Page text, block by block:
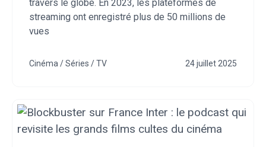
travers le globe. En 2023, les plateformes de
streaming ont enregistré plus de 50 millions de
vues
Cinéma / Séries / TV 24 juillet 2025